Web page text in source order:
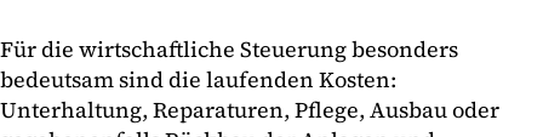
Für die wirtschaftliche Steuerung besonders
bedeutsam sind die laufenden Kosten:
Unterhaltung, Reparaturen, Pflege, Ausbau oder